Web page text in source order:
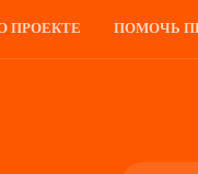
ПРОЕКТЕ ПОМОЧЬ